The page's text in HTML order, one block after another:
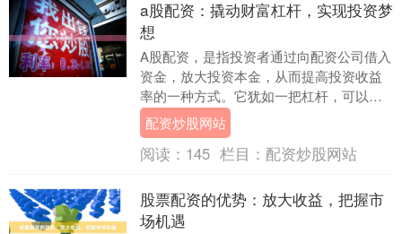
a股配资：撬动财富杠杆，实现投资梦
想
A股配资，是指投资者通过向配资公司借入
资金，放大投资本金，从而提高投资收益
率的一种方式。它犹如一把杠杆，可以撬
动财富，助力投资者实现投资梦想。 **配
资优势：*....
配资炒股网站
阅读： 145 栏目： 配资炒股网站
股票配资的优势：放大收益，把握市
场机遇